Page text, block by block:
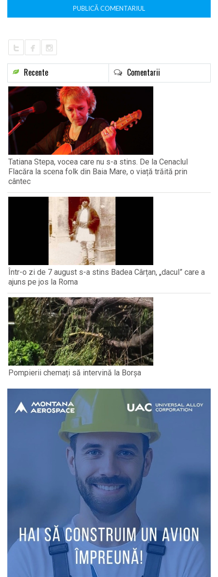
Recente Comentarii
Tatiana Stepa, vocea care nu s-a stins. De la Cenaclul
Flacăra la scena folk din Baia Mare, o viață trăită prin
cântec
Într-o zi de 7 august s-a stins Badea Cârțan, „dacul” care a
ajuns pe jos la Roma
Pompierii chemați să intervină la Borșa